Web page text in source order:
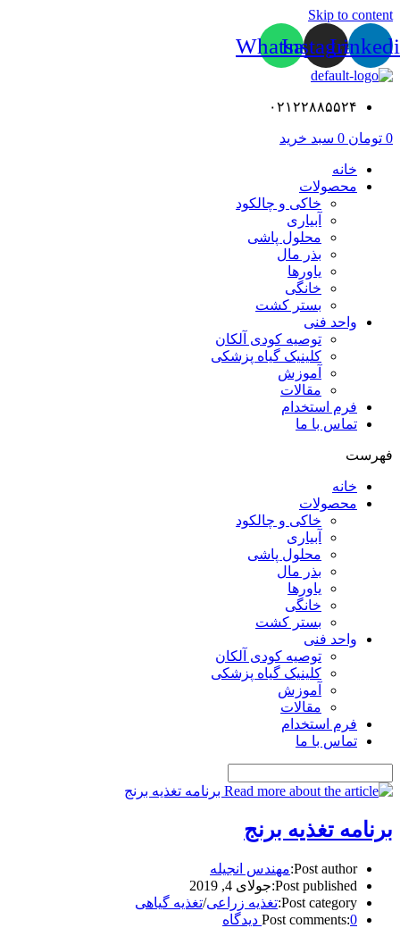
Skip to content
Instagram
Whatsapp
۰۲۱۲۲۸۸۵۵۲۴
0 تومان 0 سبد خرید
خانه
محصولات
خاکی و چالکود
آبیاری
محلول پاشی
بذر مال
یاورها
خانگی
بستر کشت
واحد فنی
توصیه کودی آلکان
کلینیک گیاه پزشکی
آموزش
مقالات
فرم استخدام
تماس با ما
فهرست
خانه
محصولات
خاکی و چالکود
آبیاری
محلول پاشی
بذر مال
یاورها
خانگی
بستر کشت
واحد فنی
توصیه کودی آلکان
کلینیک گیاه پزشکی
آموزش
مقالات
فرم استخدام
تماس با ما
برنامه تغذیه برنج
Post author: مهندس انجیله
Post published: جولای 4, 2019
Post category: تغذیه زراعی/تغذیه گیاهی
Post comments:0 دیدگاه